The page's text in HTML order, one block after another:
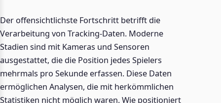
Der offensichtlichste Fortschritt betrifft die
Verarbeitung von Tracking-Daten. Moderne
Stadien sind mit Kameras und Sensoren
ausgestattet, die die Position jedes Spielers
mehrmals pro Sekunde erfassen. Diese Daten
ermöglichen Analysen, die mit herkömmlichen
Statistiken nicht möglich waren. Wie positioniert